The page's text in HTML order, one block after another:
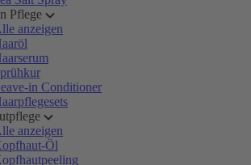
Pflege
anzeigen
in Conditioner
anzeigen
Öl